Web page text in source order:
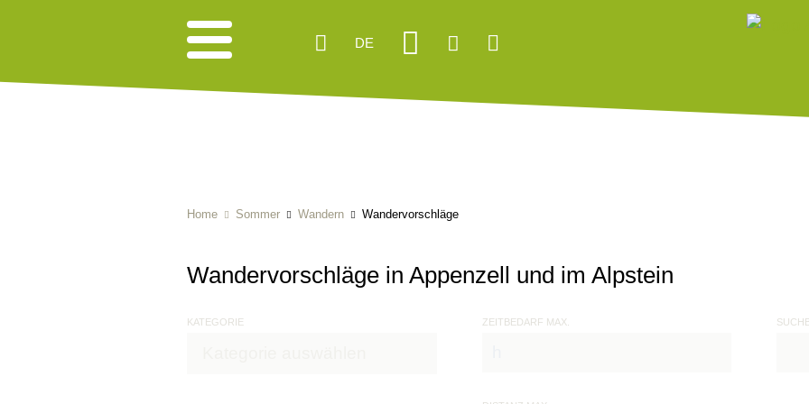
DE
Home Sommer Wandern Wandervorschläge
Wandervorschläge in Appenzell und im Alpstein
KATEGORIE ZEITBEDARF MAX.